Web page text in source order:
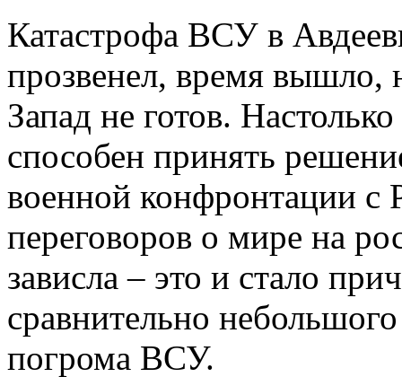
Катастрофа ВСУ в
прозвенел, время вышло,
Запад не готов.
способен принять
военной конфронтации с
переговоров о мире на
зависла – это и стало
сравнительно
погрома ВСУ.